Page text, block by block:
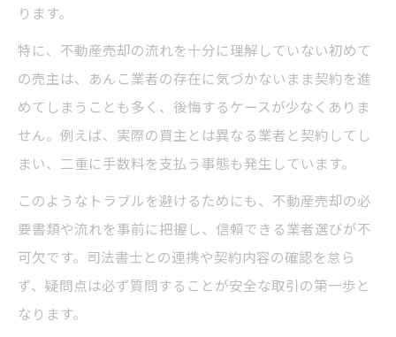
ります。
特に、不動産売却の流れを十分に理解していない初めて
の売主は、あんこ業者の存在に気づかないまま契約を進
めてしまうことも多く、後悔するケースが少なくありま
せん。例えば、実際の買主とは異なる業者と契約してし
まい、二重に手数料を支払う事態も発生しています。
このようなトラブルを避けるためにも、不動産売却の必
要書類や流れを事前に把握し、信頼できる業者選びが不
可欠です。司法書士との連携や契約内容の確認を怠ら
ず、疑問点は必ず質問することが安全な取引の第一歩と
なります。